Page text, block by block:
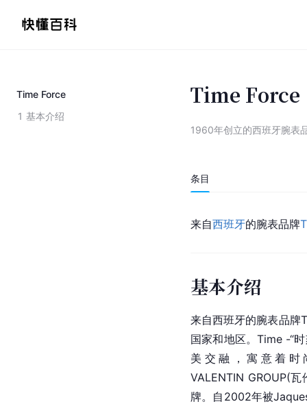
Time Force
1 基本介绍
Time Force
1960年创立的西班牙腕表
条目
来自西班牙的腕表品牌
基本介绍
来自西班牙的腕表品牌
国家和地区。Time -“
美交融，寓意着
VALENTIN GROUP(
牌。自2002年被